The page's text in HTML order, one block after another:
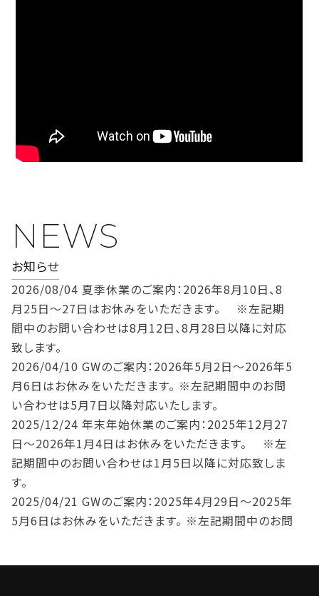
NEWS
お知らせ
2026/08/04 夏季休業のご案内：2026年8月10日、8
月25日～27日はお休みをいただきます。 ※左記期
間中のお問い合わせは8月12日、8月28日以降に対応
致します。
2026/04/10 GWのご案内：2026年5月2日～2026年5
月6日はお休みをいただきます。 ※左記期間中のお問
い合わせは5月7日以降対応いたします。
2025/12/24 年末年始休業のご案内：2025年12月27
日～2026年1月4日はお休みをいただきます。 ※左
記期間中のお問い合わせは1月5日以降に対応致しま
す。
2025/04/21 GWのご案内：2025年4月29日～2025年
5月6日はお休みをいただきます。 ※左記期間中のお問